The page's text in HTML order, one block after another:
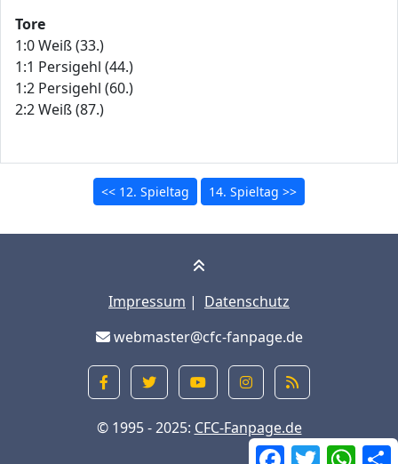
Facebook
Twitter
Tore
1:0 Weiß (33.)
1:1 Persigehl (44.)
1:2 Persigehl (60.)
2:2 Weiß (87.)
<< 12. Spieltag 14. Spieltag >>
Impressum | Datenschutz
webmaster@cfc-fanpage.de
© 1995 - 2025: CFC-Fanpage.de